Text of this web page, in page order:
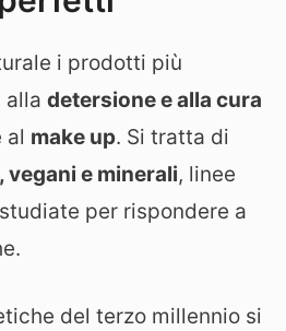
i prodotti più
alla detersione e alla cura
al make up. Si tratta di
e minerali, linee
per rispondere a
del terzo millennio si